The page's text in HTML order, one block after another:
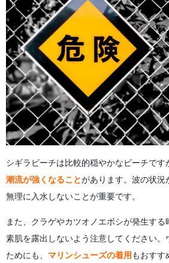
シギラビーチは比較的穏やかなビーチで
潮流が強くなることがあります。波の状
無理に入水しないことが重要です。
また、クラゲやカツオノエボシが発生す
素肌を露出しないよう注意してください
ためにも、 マリンシューズの着用もおすす